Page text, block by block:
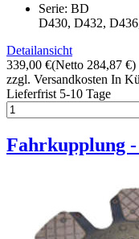
Serie: BD
D430, D432,
Detailansicht
339,00 €(Netto 284,87 €)
zzgl. Versandkosten In
Lieferfrist 5-10 Tage
Fahrkupplung -